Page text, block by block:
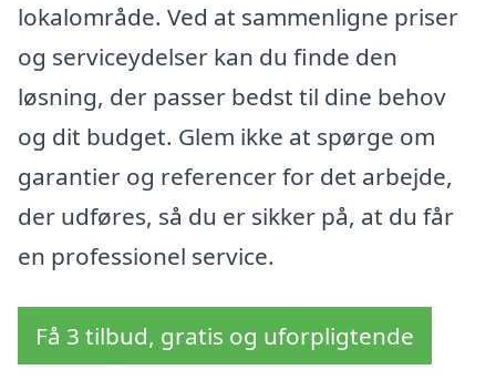
lokalområde. Ved at sammenligne priser
og serviceydelser kan du finde den
løsning, der passer bedst til dine behov
og dit budget. Glem ikke at spørge om
garantier og referencer for det arbejde,
der udføres, så du er sikker på, at du får
en professionel service.
Få 3 tilbud, gratis og uforpligtende